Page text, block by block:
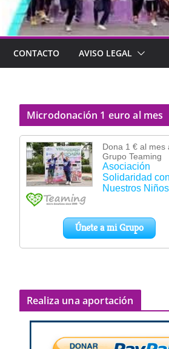
CONTACTO AVISO LEGAL
Microdonación 1 euro al mes
Realiza una aportación